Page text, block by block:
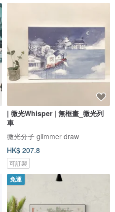
| 微光Whisper | 無框畫_微光列
車
微光分子 glimmer draw
HK$ 207.8
可訂製
免運